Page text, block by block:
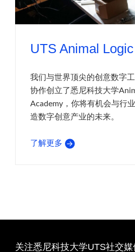
UTS Animal
我们与世界顶尖的创意数字
协作创立了悉尼科技大学
Academy，你将有机会与行
造数字创意产业的未来。
了解更多
关注悉尼科技大学UTS社交